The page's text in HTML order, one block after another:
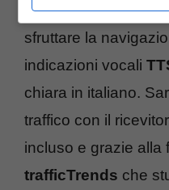
navigatore GPS
sfruttare la
indicazioni vocali
chiara in italiano.
traffico con il
incluso e grazie alla
trafficTrends che